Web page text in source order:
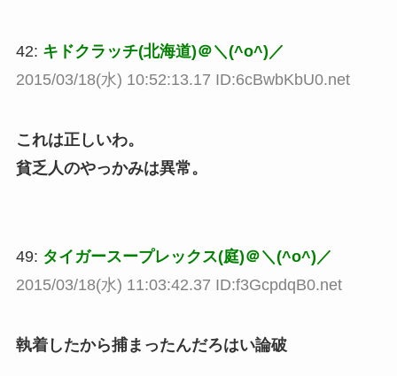
42: キドクラッチ(北海道)＠＼(^o^)／
2015/03/18(水) 10:52:13.17 ID:6cBwbKbU0.net
これは正しいわ。
貧乏人のやっかみは異常。
49: タイガースープレックス(庭)＠＼(^o^)／
2015/03/18(水) 11:03:42.37 ID:f3GcpdqB0.net
執着したから捕まったんだろはい論破